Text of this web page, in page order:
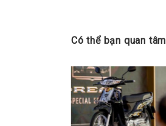
Có thể bạn quan tâm